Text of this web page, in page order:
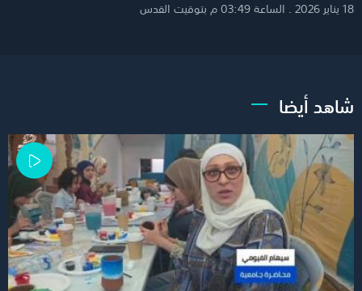
18 يناير 2026 . الساعة 03:49 م بتوقيت القدس
شاهد أيضا